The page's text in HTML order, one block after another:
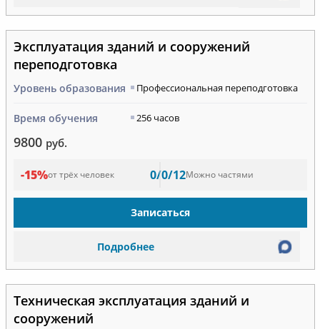
Эксплуатация зданий и сооружений
переподготовка
Уровень образования Профессиональная переподготовка
Время обучения 256 часов
9800 руб.
-15%от трёх человек 0/0/12Можно частями
Записаться
Подробнее
Техническая эксплуатация зданий и
сооружений